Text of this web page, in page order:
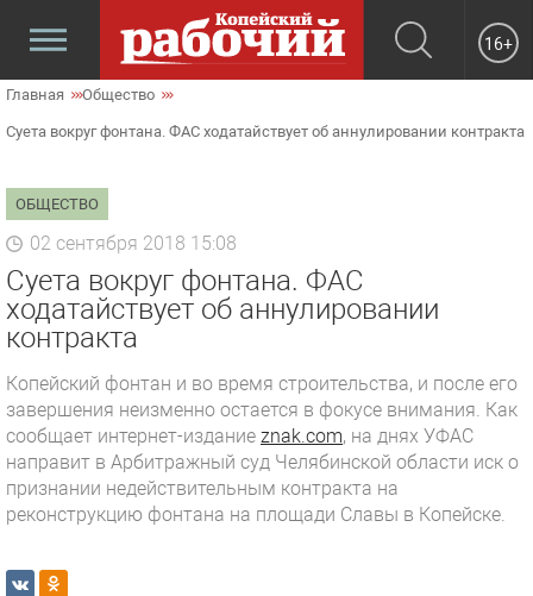
16+
Главная Общество
Суета вокруг фонтана. ФАС ходатайствует об аннулировании контракта
ОБЩЕСТВО
02 сентября 2018 15:08
Суета вокруг фонтана. ФАС
ходатайствует об аннулировании
контракта
Копейский фонтан и во время строительства, и после его
завершения неизменно остается в фокусе внимания. Как
сообщает интернет-издание znak.com, на днях УФАС
направит в Арбитражный суд Челябинской области иск о
признании недействительным контракта на
реконструкцию фонтана на площади Славы в Копейске.